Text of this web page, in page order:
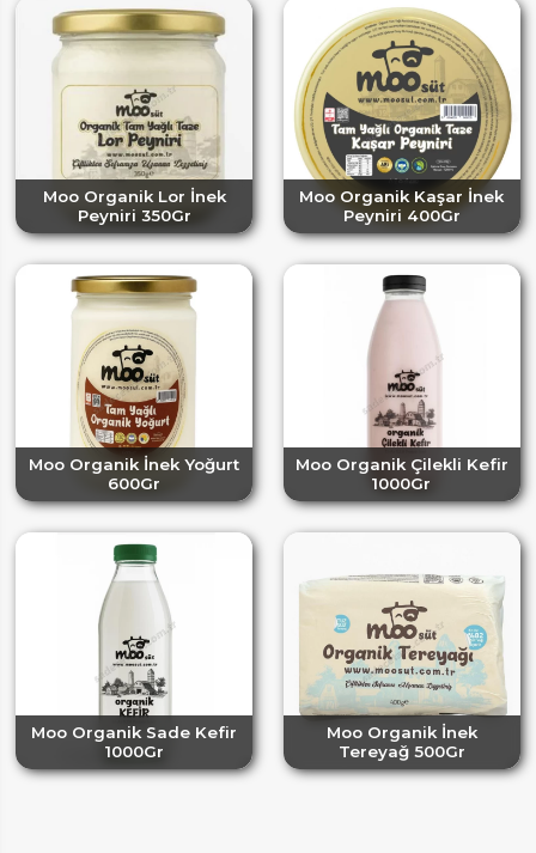
Moo Organik Lor İnek
Peyniri 350Gr
Moo Organik Kaşar İnek
Peyniri 400Gr
Moo Organik İnek Yoğurt
600Gr
Moo Organik Çilekli Kefir
1000Gr
Moo Organik Sade Kefir
1000Gr
Moo Organik İnek
Tereyağ 500Gr